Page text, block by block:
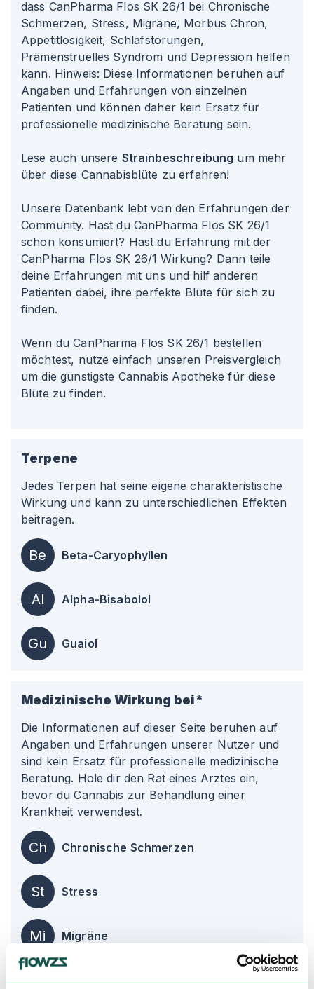
dass CanPharma Flos SK 26/1 bei Chronische
Schmerzen, Stress, Migräne, Morbus Chron,
Appetitlosigkeit, Schlafstörungen,
Prämenstruelles Syndrom und Depression helfen
kann. Hinweis: Diese Informationen beruhen auf
Angaben und Erfahrungen von einzelnen
Patienten und können daher kein Ersatz für
professionelle medizinische Beratung sein.
Lese auch unsere Strainbeschreibung um mehr
über diese Cannabisblüte zu erfahren!
Unsere Datenbank lebt von den Erfahrungen der
Community. Hast du CanPharma Flos SK 26/1
schon konsumiert? Hast du Erfahrung mit der
CanPharma Flos SK 26/1 Wirkung? Dann teile
deine Erfahrungen mit uns und hilf anderen
Patienten dabei, ihre perfekte Blüte für sich zu
finden.
Wenn du CanPharma Flos SK 26/1 bestellen
möchtest, nutze einfach unseren Preisvergleich
um die günstigste Cannabis Apotheke für diese
Blüte zu finden.
Terpene
Jedes Terpen hat seine eigene charakteristische
Wirkung und kann zu unterschiedlichen Effekten
beitragen.
Be Beta-Caryophyllen
Al Alpha-Bisabolol
Gu Guaiol
Medizinische Wirkung bei*
Die Informationen auf dieser Seite beruhen auf
Angaben und Erfahrungen unserer Nutzer und
sind kein Ersatz für professionelle medizinische
Beratung. Hole dir den Rat eines Arztes ein,
bevor du Cannabis zur Behandlung einer
Krankheit verwendest.
Ch Chronische Schmerzen
St Stress
Mi Migräne
alle einblenden